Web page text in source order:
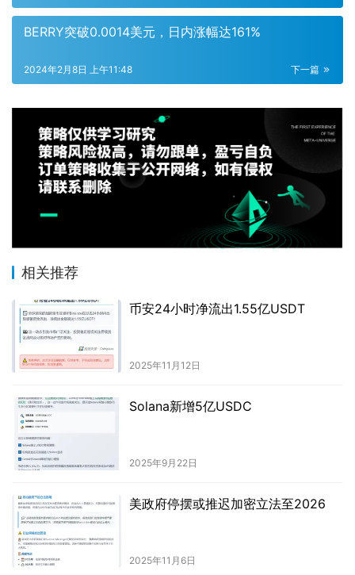
BERRY突破0.0014美元，日内涨幅达161%
下一篇
2024年2月8日 上午11:48
相关推荐
币安24小时净流出1.55亿USDT
2025年11月12日
Solana新增5亿USDC
2025年9月22日
美政府停摆或推迟加密立法至2026
2025年11月6日